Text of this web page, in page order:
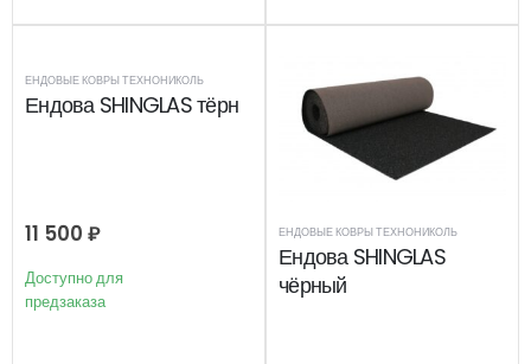
ЕНДОВЫЕ КОВРЫ ТЕХНОНИКОЛЬ
Ендова SHINGLAS тёрн
11 500 ₽
Доступно для
предзаказа
ЕНДОВЫЕ КОВРЫ ТЕХНОНИКОЛЬ
Ендова SHINGLAS
чёрный